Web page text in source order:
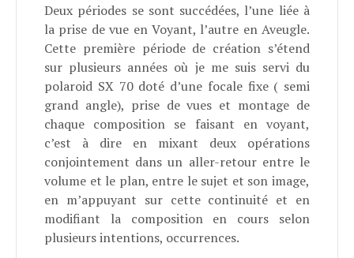
Deux périodes se sont succédées, l’une liée à
la prise de vue en Voyant, l’autre en Aveugle.
Cette première période de création s’étend
sur plusieurs années où je me suis servi du
polaroid SX 70 doté d’une focale fixe ( semi
grand angle), prise de vues et montage de
chaque composition se faisant en voyant,
c’est à dire en mixant deux opérations
conjointement dans un aller-retour entre le
volume et le plan, entre le sujet et son image,
en m’appuyant sur cette continuité et en
modifiant la composition en cours selon
plusieurs intentions, occurrences.